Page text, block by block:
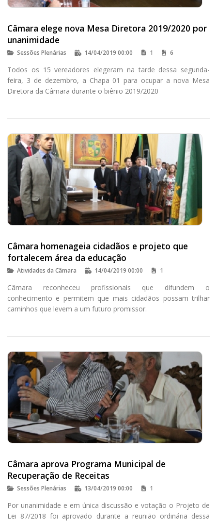
Câmara elege nova Mesa Diretora 2019/2020 por
unanimidade
Sessões Plenárias 14/04/2019 00:00 1 6
Todos os 15 vereadores elegeram na tarde dessa segunda-
feira, 3 de dezembro, a Chapa 01 para ocupar a nova Mesa
Diretora da Câmara durante o biênio 2019/2020
Câmara homenageia cidadãos e projeto que
fortalecem área da educação
Atividades da Câmara 14/04/2019 00:00 1
Câmara reconheceu profissionais que difundem o
conhecimento e permitem que mais cidadãos possam trilhar
caminhos que levem a um futuro promissor.
Câmara aprova Programa Municipal de
Recuperação de Receitas
Sessões Plenárias 13/04/2019 00:00 1
Por unanimidade e em única discussão e votação o Projeto de
Lei 87/2018 foi aprovado durante a reunião ordinária dessa